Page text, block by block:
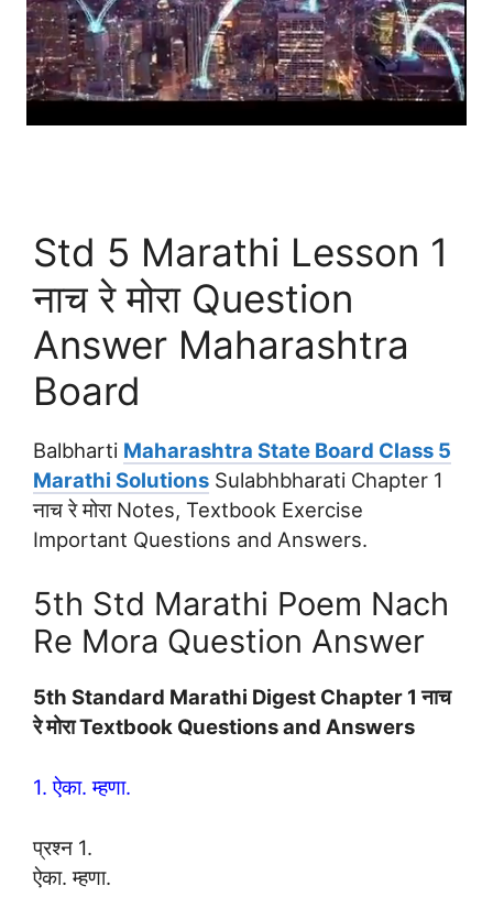
Std 5 Marathi Lesson 1
नाच रे मोरा Question
Answer Maharashtra
Board
Balbharti Maharashtra State Board Class 5
Marathi Solutions Sulabhbharati Chapter 1
नाच रे मोरा Notes, Textbook Exercise
Important Questions and Answers.
5th Std Marathi Poem Nach
Re Mora Question Answer
5th Standard Marathi Digest Chapter 1 नाच
रे मोरा Textbook Questions and Answers
1. ऐका. म्हणा.
प्रश्न 1.
ऐका. म्हणा.